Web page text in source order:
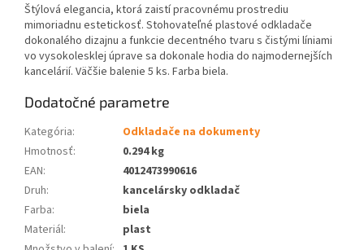
Štýlová elegancia, ktorá zaistí pracovnému prostrediu
mimoriadnu estetickosť. Stohovateľné plastové odkladače
dokonalého dizajnu a funkcie decentného tvaru s čistými líniami
vo vysokolesklej úprave sa dokonale hodia do najmodernejších
kancelárií. Väčšie balenie 5 ks. Farba biela.
Dodatočné parametre
Kategória:
Odkladače na dokumenty
Hmotnosť:
0.294 kg
EAN:
4012473990616
Druh:
kancelársky odkladač
Farba:
biela
Materiál:
plast